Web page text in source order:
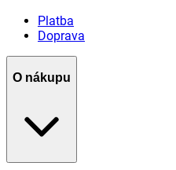
Platba
Doprava
O nákupu